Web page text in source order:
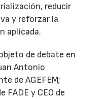
reducir
y reforzar la
aplicada.
de debate en
Antonio
de AGEFEM;
FADE y CEO de